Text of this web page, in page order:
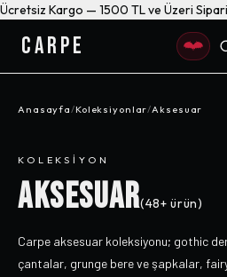
Ücretsiz Kargo — 1500 TL ve Üzeri
CARPE
Anasayfa/Koleksiyonlar/Aksesuar
KOLEKSIYON
AKSESUAR(48+ ürün)
Carpe aksesuar koleksiyonu; gothic
çantalar, grunge bere ve şapkalar,